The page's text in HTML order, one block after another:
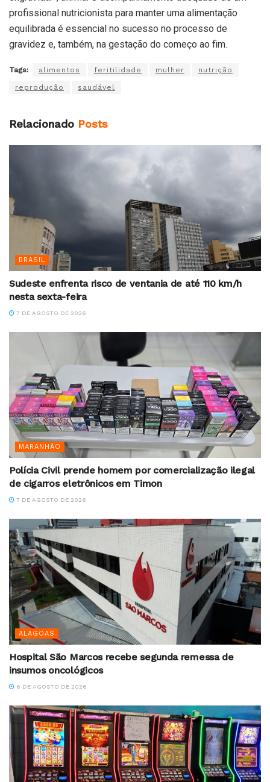
profissional nutricionista para manter uma alimentação
equilibrada é essencial no sucesso no processo de
gravidez e, também, na gestação do começo ao fim.
Tags: alimentos feritilidade mulher nutrição
reprodução saudável
Relacionado Posts
BRASIL
Sudeste enfrenta risco de ventania de até 110 km/h
nesta sexta-feira
7 DE AGOSTO DE 2026
MARANHÃO
Polícia Civil prende homem por comercialização ilegal
de cigarros eletrônicos em Timon
7 DE AGOSTO DE 2026
ALAGOAS
Hospital São Marcos recebe segunda remessa de
insumos oncológicos
6 DE AGOSTO DE 2026